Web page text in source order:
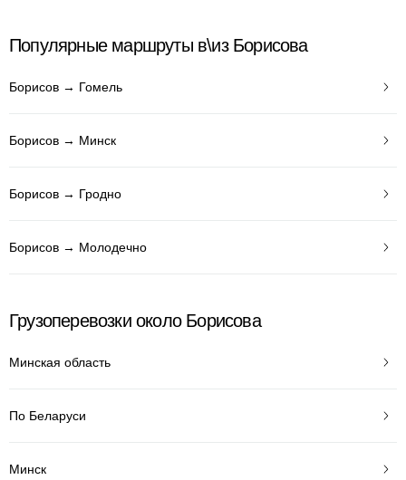
Популярные маршруты в\из Борисова
Борисов → Гомель
Борисов → Минск
Борисов → Гродно
Борисов → Молодечно
Грузоперевозки около Борисова
Минская область
По Беларуси
Минск